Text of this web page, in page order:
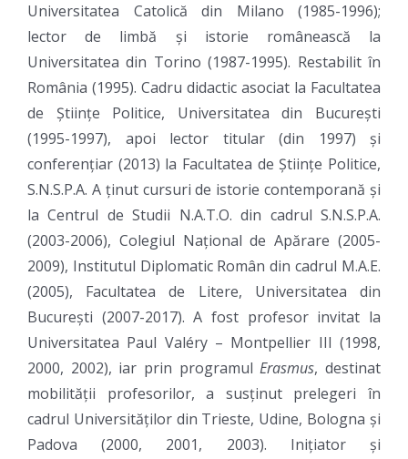
Universitatea Catolică din Milano (1985-1996);
lector de limbă și istorie românească la
Universitatea din Torino (1987-1995). Restabilit în
România (1995). Cadru didactic asociat la Facultatea
de Științe Politice, Universitatea din București
(1995-1997), apoi lector titular (din 1997) și
conferențiar (2013) la Facultatea de Științe Politice,
S.N.S.P.A. A ținut cursuri de istorie contemporană și
la Centrul de Studii N.A.T.O. din cadrul S.N.S.P.A.
(2003-2006), Colegiul Național de Apărare (2005-
2009), Institutul Diplomatic Român din cadrul M.A.E.
(2005), Facultatea de Litere, Universitatea din
București (2007-2017). A fost profesor invitat la
Universitatea Paul Valéry – Montpellier III (1998,
2000, 2002), iar prin programulErasmus, destinat
mobilității profesorilor, a susținut prelegeri în
cadrul Universităților din Trieste, Udine, Bologna și
Padova (2000, 2001, 2003). Inițiator și